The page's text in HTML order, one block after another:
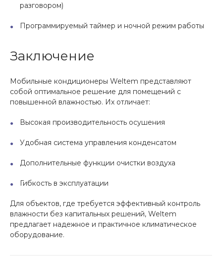
разговором)
Программируемый таймер и ночной режим работы
Заключение
Мобильные кондиционеры Weltem представляют
собой оптимальное решение для помещений с
повышенной влажностью. Их отличает:
Высокая производительность осушения
Удобная система управления конденсатом
Дополнительные функции очистки воздуха
Гибкость в эксплуатации
Для объектов, где требуется эффективный контроль
влажности без капитальных решений, Weltem
предлагает надежное и практичное климатическое
оборудование.